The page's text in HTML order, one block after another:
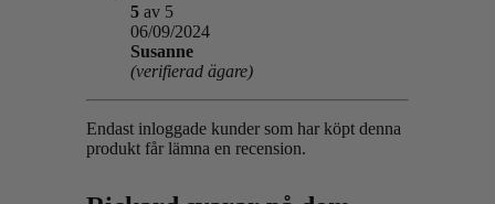
5 av 5
06/09/2024
Susanne
(verifierad ägare)
Endast inloggade kunder som har köpt denna
produkt får lämna en recension.